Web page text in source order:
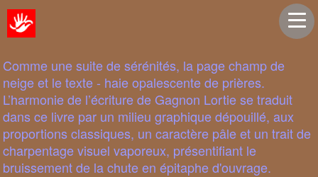
Comme une suite de sérénités, la page champ de
neige et le texte - haie opalescente de prières.
L’harmonie de l’écriture de Gagnon Lortie se traduit
dans ce livre par un milieu graphique dépouillé, aux
proportions classiques, un caractère pâle et un trait de
charpentage visuel vaporeux, présentifiant le
bruissement de la chute en épitaphe d'ouvrage.